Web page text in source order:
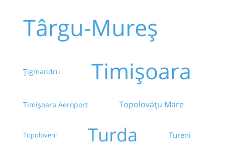
Târgu-Mureș
Țigmandru Timișoara
Timișoara Aeroport Topolovățu Mare
Topoloveni Turda Tureni